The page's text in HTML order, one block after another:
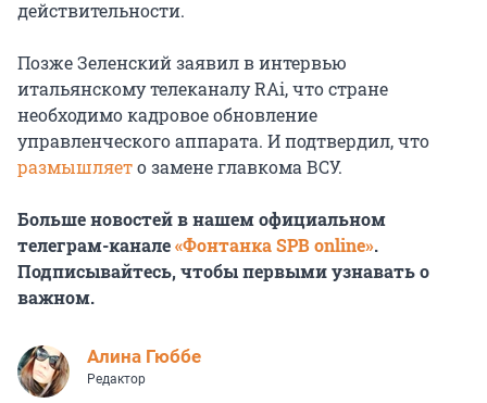
действительности.
Позже Зеленский заявил в интервью
итальянскому телеканалу RAi, что стране
необходимо кадровое обновление
управленческого аппарата. И подтвердил, что
размышляето замене главкома ВСУ.
Больше новостей в нашем официальном
телеграм-канале«Фонтанка SPB online».
Подписывайтесь, чтобы первыми узнавать о
важном.
Алина Гюббе
Редактор